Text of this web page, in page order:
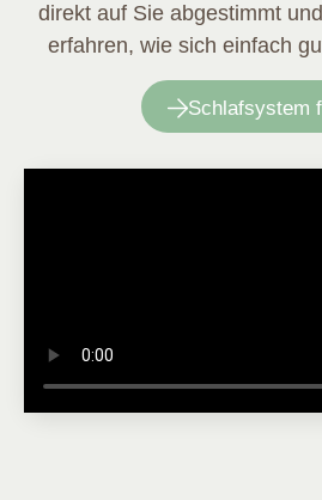
direkt auf Sie abgestimmt
erfahren, wie sich einfach
Schlafsystem